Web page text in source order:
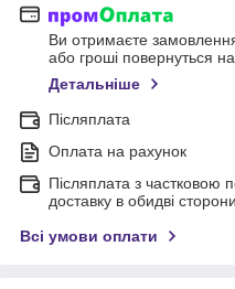
Ви отримаєте
або гроші повернуться
Детальніше
Післяплата
Оплата на рахунок
Післяплата з частковою
доставку в обидві
Всі умови оплати